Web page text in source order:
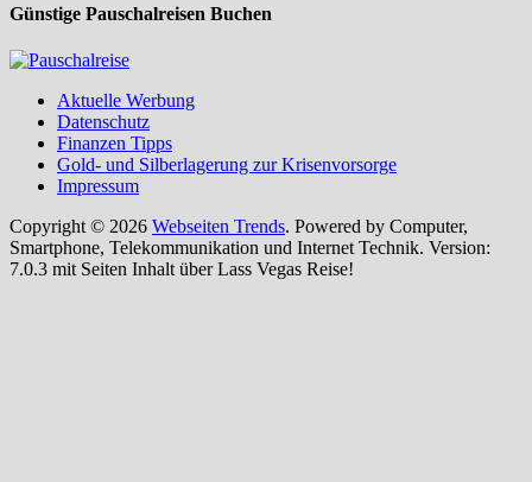
Günstige Pauschalreisen Buchen
Aktuelle Werbung
Datenschutz
Finanzen Tipps
Gold- und Silberlagerung zur Krisenvorsorge
Impressum
Copyright © 2026 Webseiten Trends. Powered by Computer,
Smartphone, Telekommunikation und Internet Technik. Version:
7.0.3 mit Seiten Inhalt über Lass Vegas Reise!